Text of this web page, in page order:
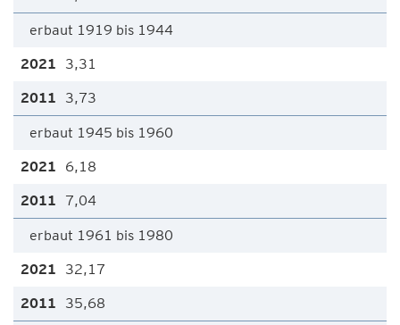
erbaut 1919 bis 1944
3,31
3,73
erbaut 1945 bis 1960
6,18
7,04
erbaut 1961 bis 1980
32,17
35,68